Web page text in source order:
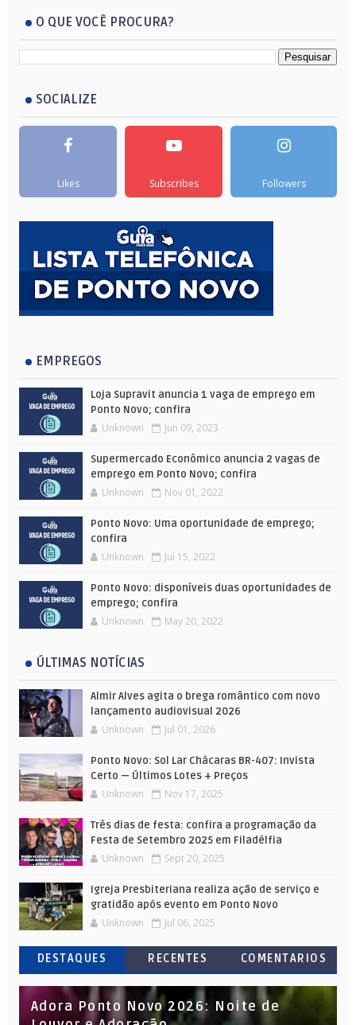
O QUE VOCÊ PROCURA?
SOCIALIZE
Likes Subscribes Followers
EMPREGOS
Loja Supravit anuncia 1 vaga de emprego em
Ponto Novo; confira
Unknown Jun 09, 2023
Supermercado Econômico anuncia 2 vagas de
emprego em Ponto Novo; confira
Unknown Nov 01, 2022
Ponto Novo: Uma oportunidade de emprego;
confira
Unknown Jul 15, 2022
Ponto Novo: disponíveis duas oportunidades de
emprego; confira
Unknown May 20, 2022
ÚLTIMAS NOTÍCIAS
Almir Alves agita o brega romântico com novo
lançamento audiovisual 2026
Unknown Jul 01, 2026
Ponto Novo: Sol Lar Chácaras BR-407: Invista
Certo — Últimos Lotes + Preços
Unknown Nov 17, 2025
Três dias de festa: confira a programação da
Festa de Setembro 2025 em Filadélfia
Unknown Sept 20, 2025
Igreja Presbiteriana realiza ação de serviço e
gratidão após evento em Ponto Novo
Unknown Jul 06, 2025
DESTAQUES RECENTES COMENTARIOS
Adora Ponto Novo 2026: Noite de